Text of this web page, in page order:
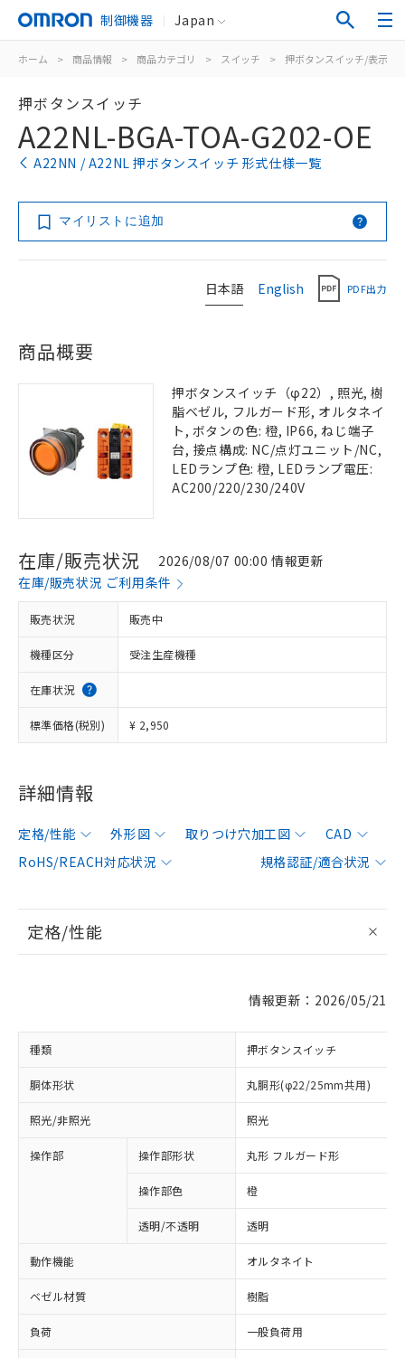
制御機器 Japan
ホーム > 商品情報 > 商品カテゴリ > スイッチ > 押ボタンスイッチ/表示灯
押ボタンスイッチ
A22NL-BGA-TOA-G202-OE
A22NN / A22NL 押ボタンスイッチ 形式仕様一覧
マイリストに追加
日本語 English PDF出力
商品概要
押ボタンスイッチ（φ22）, 照光, 樹
脂ベゼル, フルガード形, オルタネイ
ト, ボタンの色: 橙, IP66, ねじ端子
台, 接点構成: NC/点灯ユニット/NC,
LEDランプ色: 橙, LEDランプ電圧:
AC200/220/230/240V
在庫/販売状況
2026/08/07 00:00 情報更新
在庫/販売状況 ご利用条件
販売状況 販売中
機種区分 受注生産機種
在庫状況
標準価格(税別) ¥ 2,950
詳細情報
定格/性能 外形図 取りつけ穴加工図
CAD
RoHS/REACH対応状況
規格認証/適合状況
定格/性能
情報更新：2026/05/21
種類 押ボタンスイッチ
胴体形状 丸胴形(φ22/25mm共用)
照光/非照光 照光
操作部 操作部形状 丸形 フルガード形
操作部色 橙
透明/不透明 透明
動作機能 オルタネイト
ベゼル材質 樹脂
負荷 一般負荷用